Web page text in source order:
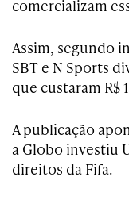
comercializam
Assim, segundo
SBT e N Sports
que custaram R$
A publicação
a Globo investiu
direitos da Fifa.